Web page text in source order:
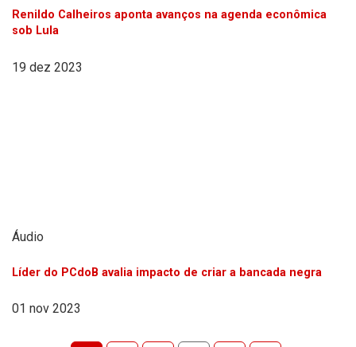
Renildo Calheiros aponta avanços na agenda econômica
sob Lula
19 dez 2023
Áudio
Líder do PCdoB avalia impacto de criar a bancada negra
01 nov 2023